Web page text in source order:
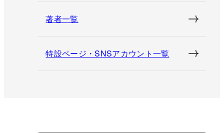
著者一覧
特設ページ・SNSアカウント一覧